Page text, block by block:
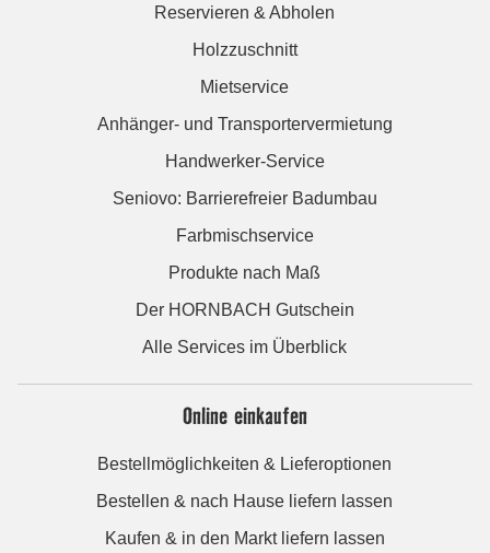
Reservieren & Abholen
Holzzuschnitt
Mietservice
Anhänger- und Transportervermietung
Handwerker-Service
Seniovo: Barrierefreier Badumbau
Farbmischservice
Produkte nach Maß
Der HORNBACH Gutschein
Alle Services im Überblick
Online einkaufen
Bestellmöglichkeiten & Lieferoptionen
Bestellen & nach Hause liefern lassen
Kaufen & in den Markt liefern lassen